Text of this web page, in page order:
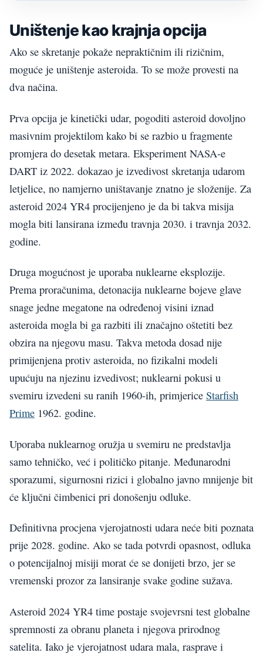
Uništenje kao krajnja opcija
Ako se skretanje pokaže nepraktičnim ili rizičnim,
moguće je uništenje asteroida. To se može provesti na
dva načina.
Prva opcija je kinetički udar, pogoditi asteroid dovoljno
masivnim projektilom kako bi se razbio u fragmente
promjera do desetak metara. Eksperiment NASA-e
DART iz 2022. dokazao je izvedivost skretanja udarom
letjelice, no namjerno uništavanje znatno je složenije. Za
asteroid 2024 YR4 procijenjeno je da bi takva misija
mogla biti lansirana između travnja 2030. i travnja 2032.
godine.
Druga mogućnost je uporaba nuklearne eksplozije.
Prema proračunima, detonacija nuklearne bojeve glave
snage jedne megatone na određenoj visini iznad
asteroida mogla bi ga razbiti ili značajno oštetiti bez
obzira na njegovu masu. Takva metoda dosad nije
primijenjena protiv asteroida, no fizikalni modeli
upućuju na njezinu izvedivost; nuklearni pokusi u
svemiru izvedeni su ranih 1960-ih, primjerice Starfish
Prime 1962. godine.
Uporaba nuklearnog oružja u svemiru ne predstavlja
samo tehničko, već i političko pitanje. Međunarodni
sporazumi, sigurnosni rizici i globalno javno mnijenje bit
će ključni čimbenici pri donošenju odluke.
Definitivna procjena vjerojatnosti udara neće biti poznata
prije 2028. godine. Ako se tada potvrdi opasnost, odluka
o potencijalnoj misiji morat će se donijeti brzo, jer se
vremenski prozor za lansiranje svake godine sužava.
Asteroid 2024 YR4 time postaje svojevrsni test globalne
spremnosti za obranu planeta i njegova prirodnog
satelita. Iako je vjerojatnost udara mala, rasprave i